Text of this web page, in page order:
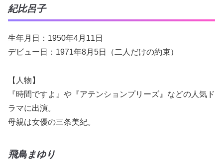
紀比呂子
生年月日：1950年4月11日
デビュー日：1971年8月5日（二人だけの約束）
【人物】
『時間ですよ』や『アテンションプリーズ』などの人気ド
ラマに出演。
母親は女優の三条美紀。
飛鳥まゆり